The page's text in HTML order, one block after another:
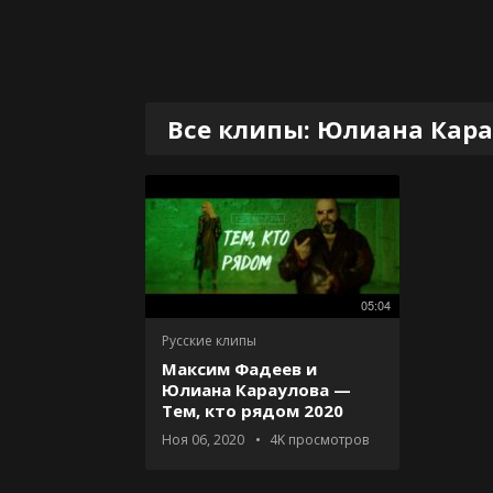
Все клипы: Юлиана
05:04
Русские клипы
Максим Фадеев и
Юлиана Караулова —
Тем, кто рядом 2020
Ноя 06, 2020 4K просмотров